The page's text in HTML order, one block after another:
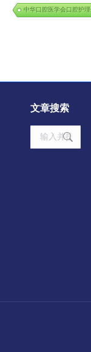
中华口腔医学会口腔护
文章搜索
Search: